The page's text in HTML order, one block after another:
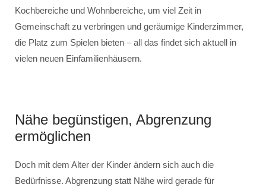
Kochbereiche und Wohnbereiche, um viel Zeit in
Gemeinschaft zu verbringen und geräumige Kinderzimmer,
die Platz zum Spielen bieten – all das findet sich aktuell in
vielen neuen Einfamilienhäusern.
Nähe begünstigen, Abgrenzung
ermöglichen
Doch mit dem Alter der Kinder ändern sich auch die
Bedürfnisse. Abgrenzung statt Nähe wird gerade für